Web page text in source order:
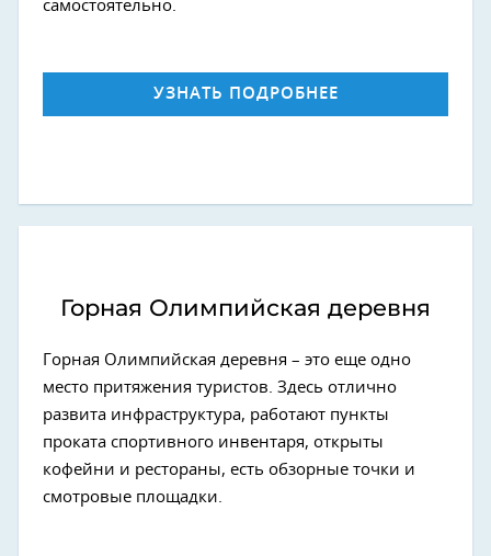
самостоятельно.
УЗНАТЬ ПОДРОБНЕЕ
Горная Олимпийская деревня
Горная Олимпийская деревня – это еще одно
место притяжения туристов. Здесь отлично
развита инфраструктура, работают пункты
проката спортивного инвентаря, открыты
кофейни и рестораны, есть обзорные точки и
смотровые площадки.